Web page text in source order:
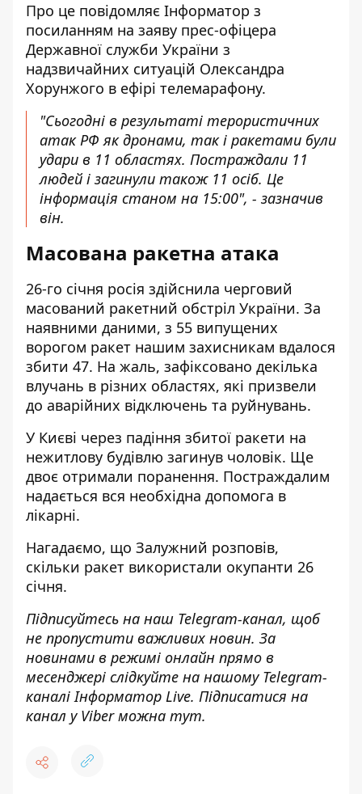
Про це повідомляє Інформатор з
посиланням на заяву прес-офіцера
Державної служби України з
надзвичайних ситуацій Олександра
Хорунжого в ефірі телемарафону.
"Сьогодні в результаті терористичних
атак РФ як дронами, так і ракетами були
удари в 11 областях. Постраждали 11
людей і загинули також 11 осіб. Це
інформація станом на 15:00", - зазначив
він.
Масована ракетна атака
26-го січня росія здійснила черговий
масований ракетний обстріл України. За
наявними даними, з 55 випущених
ворогом ракет нашим захисникам вдалося
збити 47. На жаль, зафіксовано декілька
влучань в різних областях, які призвели
до аварійних відключень та руйнувань.
У Києві через падіння збитої ракети на
нежитлову будівлю загинув чоловік. Ще
двоє отримали поранення. Постраждалим
надається вся необхідна допомога в
лікарні.
Нагадаємо, що Залужний розповів,
скільки ракет використали окупанти 26
січня.
Підписуйтесь на наш Telegram-канал, щоб
не пропустити важливих новин. За
новинами в режимі онлайн прямо в
месенджері слідкуйте на нашому Telegram-
каналіІнформатор Live. Підписатися на
канал у Viber можна тут.